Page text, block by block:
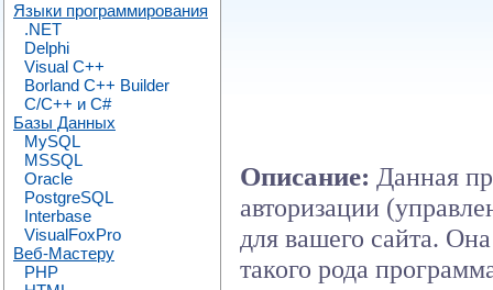
Языки программирования
.NET
Delphi
Visual C++
Borland C++ Builder
C/С++ и C#
Базы Данных
MySQL
MSSQL
Oracle
PostgreSQL
Interbase
VisualFoxPro
Веб-Мастеру
PHP
Описание: Данная
авторизации
для вашего сайта.
такого рода